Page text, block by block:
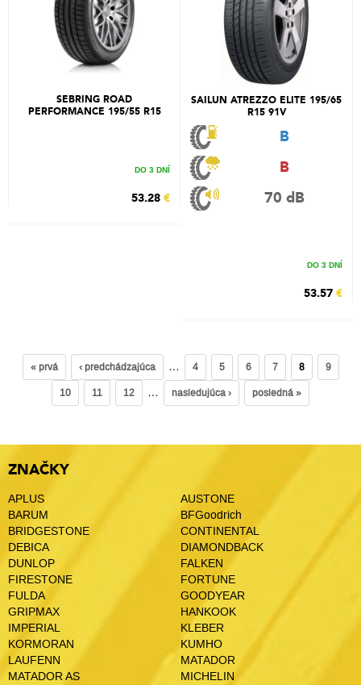
SEBRING ROAD
PERFORMANCE 195/55 R15
DO 3 DNÍ
53.28 €
SAILUN ATREZZO ELITE 195/65
R15 91V
B
B
70 dB
DO 3 DNÍ
53.57 €
« prvá ‹ predchádzajúca … 4 5 6 7 8
9
10
11 12 … nasledujúca › posledná »
ZNAČKY
APLUS
AUSTONE
BARUM
BFGoodrich
BRIDGESTONE
CONTINENTAL
DEBICA
DIAMONDBACK
DUNLOP
FALKEN
FIRESTONE
FORTUNE
FULDA
GOODYEAR
GRIPMAX
HANKOOK
IMPERIAL
KLEBER
KORMORAN
KUMHO
LAUFENN
MATADOR
MATADOR AS
MICHELIN